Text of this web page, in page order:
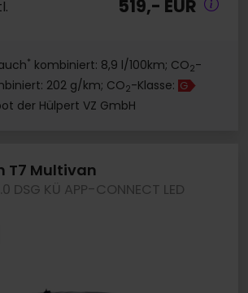
519,- EUR
* kombiniert: 8,9 l/100km; CO2-
202 g/km; CO2-Klasse: G
der Hülpert VZ GmbH
T7 Multivan
DSG KÜ APP-CONNECT LED